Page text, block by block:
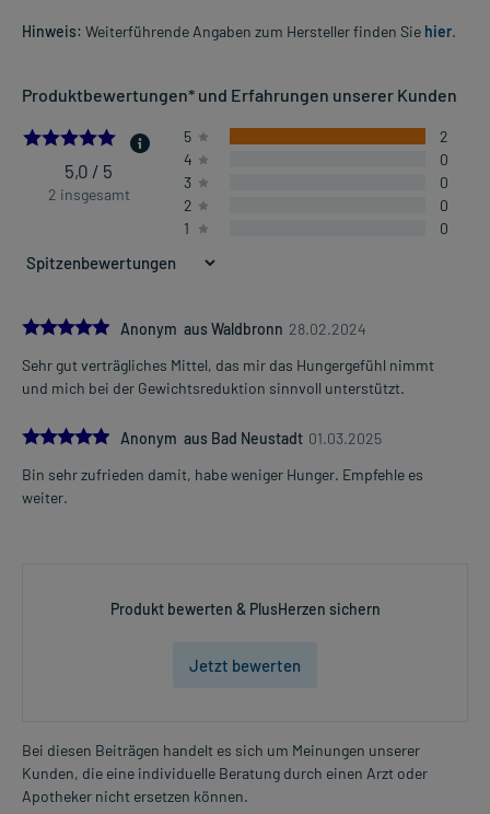
Hinweis: Weiterführende Angaben zum Hersteller finden Sie hier.
Produktbewertungen* und Erfahrungen unserer Kunden
5.0
5,0 / 5
2 insgesamt
5
2
4
0
3
0
2
0
1
0
5.0Anonym aus Waldbronn 28.02.2024
Sehr gut verträgliches Mittel, das mir das Hungergefühl nimmt
und mich bei der Gewichtsreduktion sinnvoll unterstützt.
5.0Anonym aus Bad Neustadt 01.03.2025
Bin sehr zufrieden damit, habe weniger Hunger. Empfehle es
weiter.
Produkt bewerten & PlusHerzen sichern
Jetzt bewerten
Bei diesen Beiträgen handelt es sich um Meinungen unserer
Kunden, die eine individuelle Beratung durch einen Arzt oder
Apotheker nicht ersetzen können.